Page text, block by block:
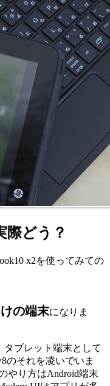
際どう？
x2を使ってみての
の端末になりま
タブレット端末として
のそれを凌いでいま
やり方はAndroid端末